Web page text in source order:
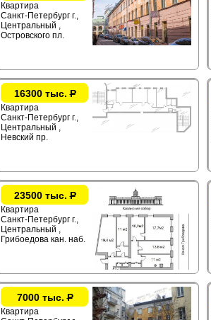
Квартира
Санкт-Петербург г.,
Центральный ,
Островского пл.
16300 тыс.Р
Квартира
Санкт-Петербург г.,
Центральный ,
Невский пр.
23500 тыс.Р
Квартира
Санкт-Петербург г.,
Центральный ,
Грибоедова кан. наб.
7000 тыс.Р
Квартира